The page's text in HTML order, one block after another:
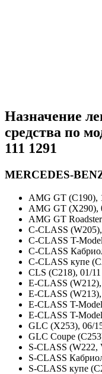
Назначение
средства по
111 1291
MERCEDES-
AMG GT (C190),
AMG GT (X290),
AMG GT
C-CLASS
C-CLASS T-
C-CLASS
C-CLASS купе
CLS (C218), 01/
E-CLASS
E-CLASS
E-CLASS T-
E-CLASS T-
GLC (X253), 06/
GLC Coupe
S-CLASS (W222,
S-CLASS
S-CLASS купе